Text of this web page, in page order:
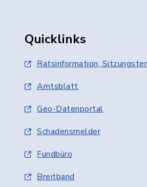
Quicklinks
Ratsinformation,
Amtsblatt
Geo-Datenportal
Schadensmelder
Fundbüro
Breitband